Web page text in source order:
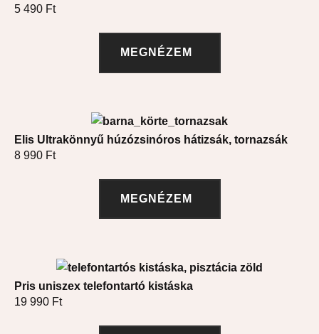
5 490 Ft
MEGNÉZEM
Elis Ultrakönnyű húzózsinóros hátizsák, tornazsák
8 990 Ft
MEGNÉZEM
Pris uniszex telefontartó kistáska
19 990 Ft